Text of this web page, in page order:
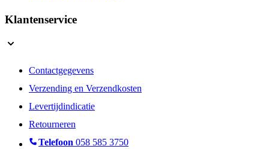
Klantenservice
Contactgegevens
Verzending en Verzendkosten
Levertijdindicatie
Retourneren
Telefoon 058 585 3750